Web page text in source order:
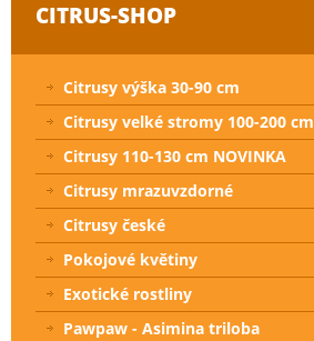
CITRUS-SHOP
Citrusy výška 30-90 cm
Citrusy velké stromy 100-200 cm
Citrusy 110-130 cm NOVINKA
Citrusy mrazuvzdorné
Citrusy české
Pokojové květiny
Exotické rostliny
Pawpaw - Asimina triloba